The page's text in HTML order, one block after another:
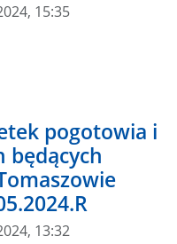
15:35
pogotowia i
będących
13:32